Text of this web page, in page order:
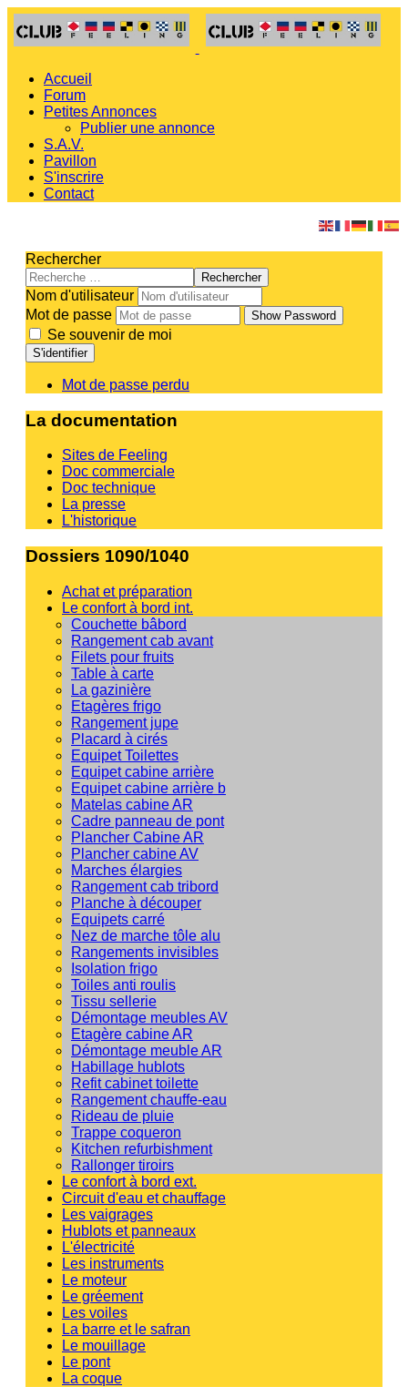
Accueil
Forum
Petites Annonces
Publier une annonce
S.A.V.
Pavillon
S'inscrire
Contact
Rechercher
Rechercher
Nom d'utilisateur
Mot de passe
Show Password
Se souvenir de moi
S'identifier
Mot de passe perdu
La documentation
Sites de Feeling
Doc commerciale
Doc technique
La presse
L'historique
Dossiers 1090/1040
Achat et préparation
Le confort à bord int.
Couchette bâbord
Rangement cab avant
Filets pour fruits
Table à carte
La gazinière
Etagères frigo
Rangement jupe
Placard à cirés
Equipet Toilettes
Equipet cabine arrière
Equipet cabine arrière b
Matelas cabine AR
Cadre panneau de pont
Plancher Cabine AR
Plancher cabine AV
Marches élargies
Rangement cab tribord
Planche à découper
Equipets carré
Nez de marche tôle alu
Rangements invisibles
Isolation frigo
Toiles anti roulis
Tissu sellerie
Démontage meubles AV
Etagère cabine AR
Démontage meuble AR
Habillage hublots
Refit cabinet toilette
Rangement chauffe-eau
Rideau de pluie
Trappe coqueron
Kitchen refurbishment
Rallonger tiroirs
Le confort à bord ext.
Circuit d'eau et chauffage
Les vaigrages
Hublots et panneaux
L'électricité
Les instruments
Le moteur
Le gréement
Les voiles
La barre et le safran
Le mouillage
Le pont
La coque